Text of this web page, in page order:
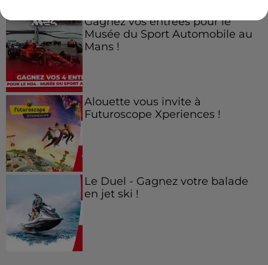
Gagnez vos entrées pour le
Musée du Sport Automobile au
Mans !
Alouette vous invite à
Futuroscope Xperiences !
Le Duel - Gagnez votre balade
en jet ski !